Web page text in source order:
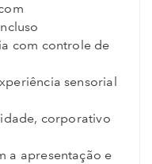
com controle de
sensorial
corporativo
a apresentação e